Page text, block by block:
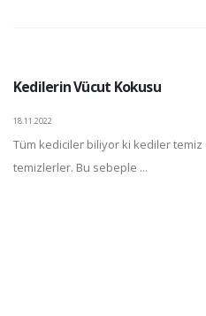
Kedilerin Vücut Kokusu
18.11.2022
Tüm kediciler biliyor ki kediler
temizlerler. Bu sebeple ...